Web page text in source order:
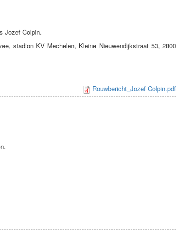
Jozef Colpin.
stadion KV Mechelen, Kleine Nieuwendijkstraat 53, 2800
Rouwbericht_Jozef Colpin.pdf